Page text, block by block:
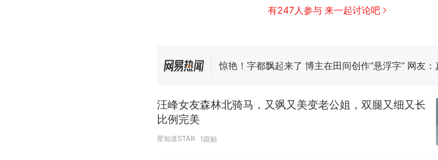
有247人参与 来一起讨论吧
美国渔民钓获鲨鱼徒手将其拽回大海 目击者直呼震惊
惊艳！字都飘起来了 博主在田间创作“悬浮字” 网友：
应
汪峰女友森林北骑马，又飒又美变老公姐，双腿又细又长
比例完美
星知道STAR 1跟贴